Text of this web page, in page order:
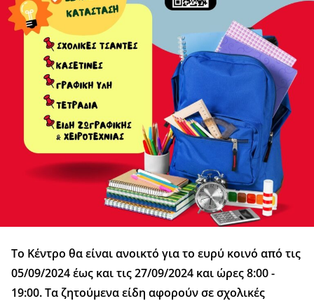
Το Κέντρο θα είναι ανοικτό για το ευρύ κοινό από τις
05/09/2024 έως και τις 27/09/2024 και ώρες 8:00 -
19:00. Τα ζητούμενα είδη αφορούν σε σχολικές